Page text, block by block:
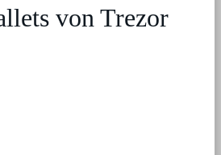
von Trezor